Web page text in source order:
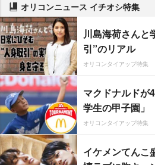
オリコンニュース イチオシ特集
川島海荷さんと
引”のリアル
オリコンタイアップ特集
マクドナルドが
学生の甲子園」
オリコンタイアップ特集
イケメンてんこ